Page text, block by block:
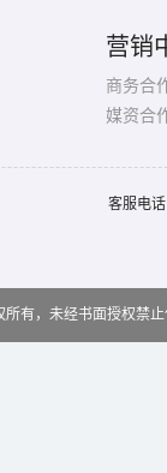
营销
商务合
媒资合
客服电
所有，未经书面授权